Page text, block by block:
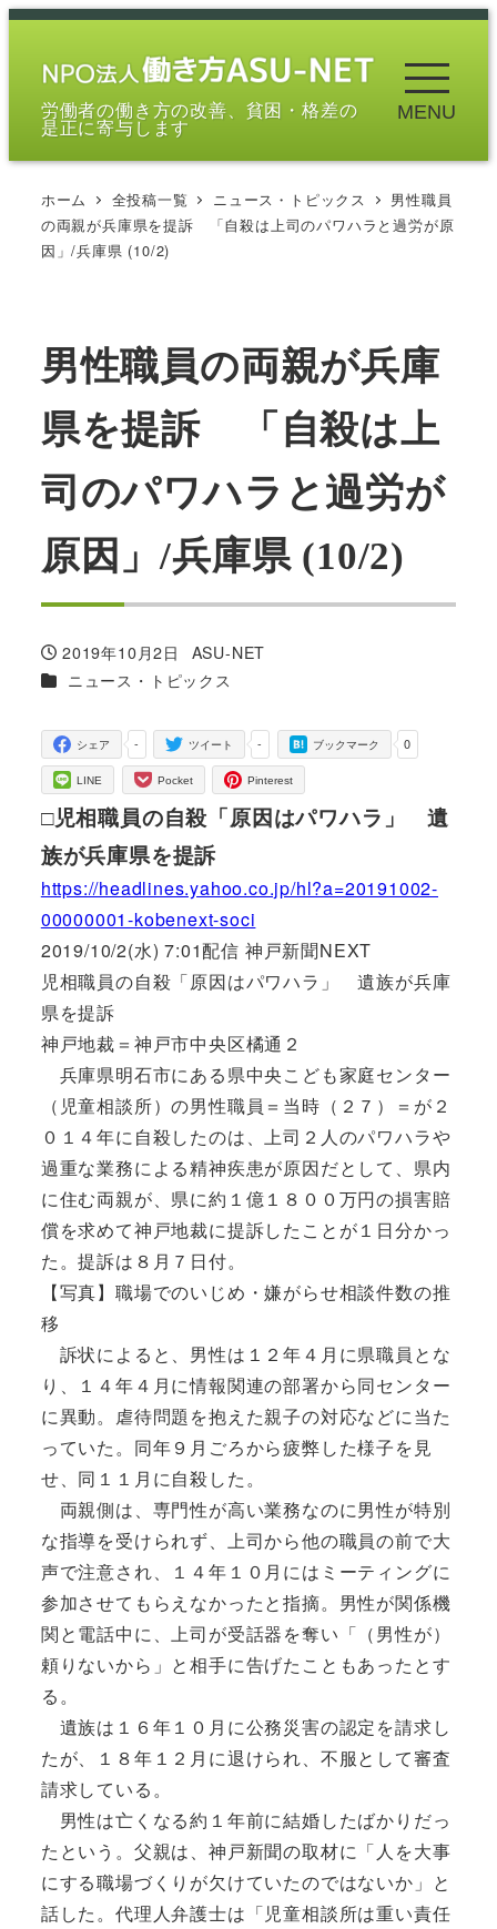
メ
労働者の働き方の改善、貧困・格差の
是正に寄与します
MENU
ホーム 全投稿一覧 ニュース・トピックス
男性職員
の両親が兵庫県を提訴 「自殺は上司のパワハラと過労が原
因」/兵庫県 (10/2)
男性職員の両親が兵庫
県を提訴 「自殺は上
司のパワハラと過労が
原因」/兵庫県 (10/2)
投稿日
2019年10月2日
著
者
ASU-NET
カテゴリー
ニュース・トピックス
-
シェア -
ツイート 0
ブックマーク
LINE Pocket Pinterest
□児相職員の自殺「原因はパワハラ」 遺
族が兵庫県を提訴
https://headlines.yahoo.co.jp/hl?a=20191002-
00000001-kobenext-soci
2019/10/2(水) 7:01配信 神戸新聞NEXT
児相職員の自殺「原因はパワハラ」 遺族が兵庫
県を提訴
神戸地裁＝神戸市中央区橘通２
兵庫県明石市にある県中央こども家庭センター
（児童相談所）の男性職員＝当時（２７）＝が２
０１４年に自殺したのは、上司２人のパワハラや
過重な業務による精神疾患が原因だとして、県内
に住む両親が、県に約１億１８００万円の損害賠
償を求めて神戸地裁に提訴したことが１日分かっ
た。提訴は８月７日付。
【写真】職場でのいじめ・嫌がらせ相談件数の推
移
訴状によると、男性は１２年４月に県職員とな
り、１４年４月に情報関連の部署から同センター
に異動。虐待問題を抱えた親子の対応などに当た
っていた。同年９月ごろから疲弊した様子を見
せ、同１１月に自殺した。
両親側は、専門性が高い業務なのに男性が特別
な指導を受けられず、上司から他の職員の前で大
声で注意され、１４年１０月にはミーティングに
参加させてもらえなかったと指摘。男性が関係機
関と電話中に、上司が受話器を奪い「（男性が）
頼りないから」と相手に告げたこともあったとす
る。
遺族は１６年１０月に公務災害の認定を請求し
たが、１８年１２月に退けられ、不服として審査
請求している。
男性は亡くなる約１年前に結婚したばかりだっ
たという。父親は、神戸新聞の取材に「人を大事
にする職場づくりが欠けていたのではないか」と
話した。代理人弁護士は「児童相談所は重い責任